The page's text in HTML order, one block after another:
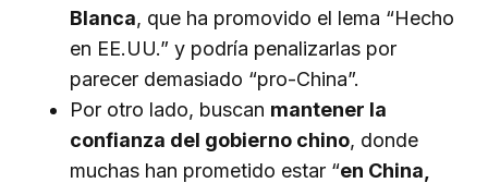
Blanca, que ha promovido el lema “Hecho
en EE.UU.” y podría penalizarlas por
parecer demasiado “pro-China”.
Por otro lado, buscan mantener la
confianza del gobierno chino, donde
muchas han prometido estar “en China,